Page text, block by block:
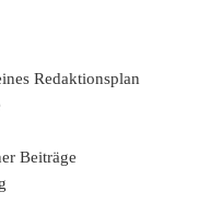
Redaktionsplan
Beiträge